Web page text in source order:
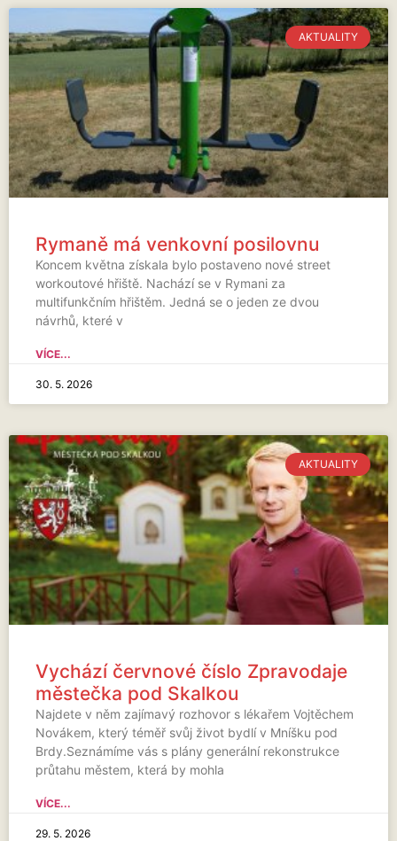
AKTUALITY
Rymaně má venkovní posilovnu
Koncem května získala bylo postaveno nové street
workoutové hřiště. Nachází se v Rymani za
multifunkčním hřištěm. Jedná se o jeden ze dvou
návrhů, které v
VÍCE...
30. 5. 2026
AKTUALITY
Vychází červnové číslo Zpravodaje
městečka pod Skalkou
Najdete v něm zajímavý rozhovor s lékařem Vojtěchem
Novákem, který téměř svůj život bydlí v Mníšku pod
Brdy.Seznámíme vás s plány generální rekonstrukce
průtahu městem, která by mohla
VÍCE...
29. 5. 2026